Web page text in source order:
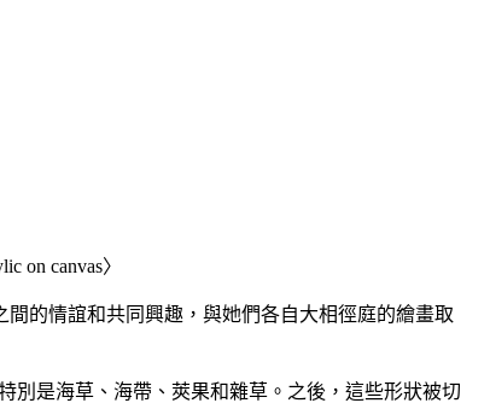
on canvas〉
間的情誼和共同興趣，與她們各自大相徑庭的繪畫取
別是海草、海帶、莢果和雜草。之後，這些形狀被切